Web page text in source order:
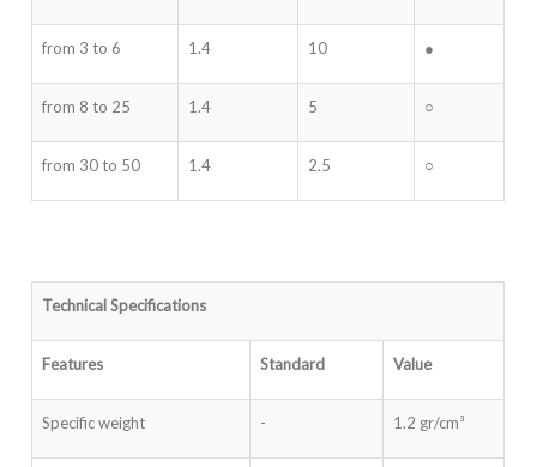
from 3 to 6 1.4 10 ●
from 8 to 25 1.4 5 ○
from 30 to 50 1.4 2.5 ○
Technical Specifications
Features Standard Value
Specific weight - 1.2 gr/cm³